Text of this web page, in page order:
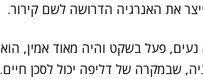
את האנרגיה הדרושה לשם קירור.
פעל בשקט והיה מאוד אמין, הוא
שבמקרה של דליפה יכול לסכן חיים.